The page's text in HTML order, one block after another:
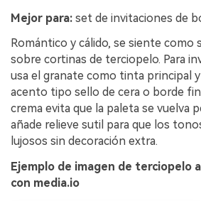
Mejor para: set de invitaciones de
Romántico y cálido, se siente como
sobre cortinas de terciopelo. Para
usa el granate como tinta principal
acento tipo sello de cera o borde
crema evita que la paleta se vuelva
añade relieve sutil para que los
lujosos sin decoración extra.
Ejemplo de imagen de terciopelo
con media.io